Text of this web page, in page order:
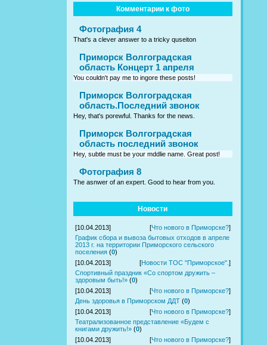
Комментарии к фото
Фотография 4
That's a clever answer to a tricky quseiton
Приморск Волгоградская
область Концерт 1 апреля
You couldn't pay me to ingore these posts!
Приморск Волгоградская
область.Последний звонок
Hey, that's porewful. Thanks for the news.
Приморск Волгоградская
область последний звонок
Hey, subtle must be your mddlie name. Great post!
Фотография 8
The asnwer of an expert. Good to hear from you.
Новости
[10.04.2013] [Что нового в Приморске?]
График сбора и вывоза бытовых отходов в апреле
2013 г. на территории Приморского сельского
поселения (0)
[10.04.2013]
[Новости ТОС "Приморское". ]
Спортивный праздник «Со спортом дружить –
здоровым быть!» (0)
[10.04.2013]
[Что нового в Приморске?]
День здоровья в Приморском ДДТ (0)
[10.04.2013]
[Что нового в Приморске?]
Театрализованное представление «Будем с
книгами дружить!» (0)
[10.04.2013]
[Что нового в Приморске?]